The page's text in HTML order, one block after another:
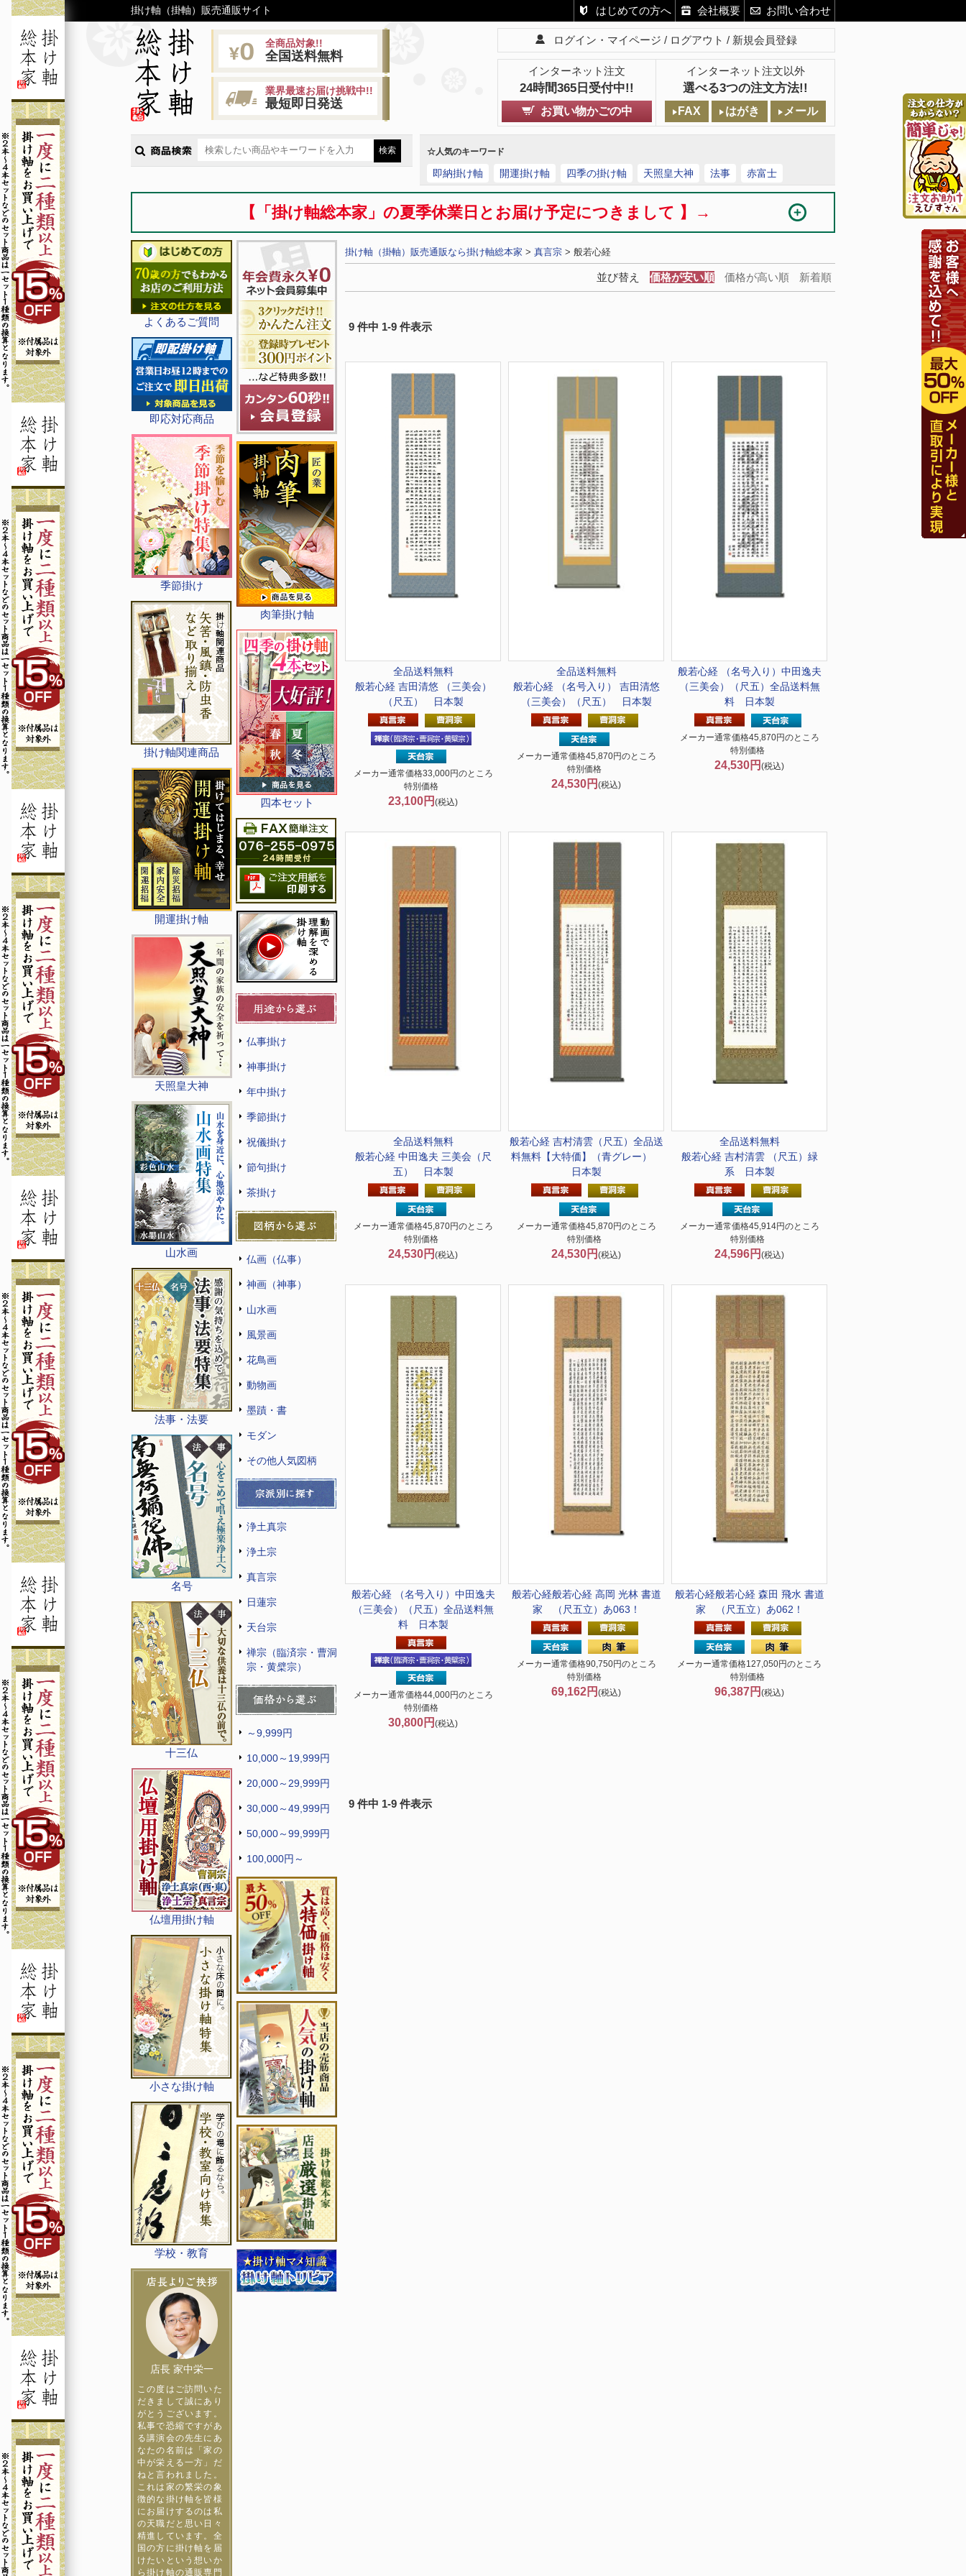
掛け軸（掛軸）販売通販サイト はじめての方へ 会社概要 お問い合わせ
全商品対象!!
全国送料無料
業界最速お届け挑戦中!!
最短即日発送
ログイン・マイページ ログアウト 新規会員登録
インターネット注文
24時間365日受付中!!
インターネット注文以外
選べる3つの注文方法!!
お買い物かごの中 FAX はがき メール
☆人気のキーワード
即納掛け軸 開運掛け軸 四季の掛け軸 天照皇大神 法事 赤富士
【「掛け軸総本家」の夏季休業日とお届け予定につきまして 】→
よくあるご質問
即応対応商品
季節掛け
掛け軸関連商品
開運掛け軸
天照皇大神
山水画
法事・法要
名号
十三仏
仏壇用掛け軸
小さな掛け軸
学校・教育
店長 家中栄一
この度はご訪問いた
だきまして誠にあり
がとうございます。
私事で恐縮ですがあ
る講演会の先生にあ
なたの名前は「家の
中が栄える一方」だ
ねと言われました。
これは家の繁栄の象
徴的な掛け軸を皆様
にお届けするのは私
の天職だと思い日々
精進しています。全
国の方に掛け軸を届
けたいという想いか
ら掛け軸の通販専門
肉筆掛け軸
四本セット
仏事掛け
神事掛け
年中掛け
季節掛け
祝儀掛け
節句掛け
茶掛け
仏画（仏事）
神画（神事）
山水画
風景画
花鳥画
動物画
墨蹟・書
モダン
その他人気図柄
浄土真宗
浄土宗
真言宗
日蓮宗
天台宗
禅宗（臨済宗・曹洞
宗・黄檗宗）
～9,999円
10,000～19,999円
20,000～29,999円
30,000～49,999円
50,000～99,999円
100,000円～
掛け軸（掛軸）販売通販なら掛け軸総本家 > 真言宗 > 般若心経
並び替え 価格が安い順 価格が高い順 新着順
9 件中 1-9 件表示
全品送料無料
般若心経 吉田清悠 （三美会）
（尺五） 日本製
メーカー通常価格33,000円のところ
特別価格
23,100円 (税込)
全品送料無料
般若心経 （名号入り） 吉田清悠
（三美会）（尺五） 日本製
メーカー通常価格45,870円のところ
特別価格
24,530円 (税込)
般若心経 （名号入り）中田逸夫
（三美会）（尺五）全品送料無
料 日本製
メーカー通常価格45,870円のところ
特別価格
24,530円 (税込)
全品送料無料
般若心経 中田逸夫 三美会（尺
五） 日本製
メーカー通常価格45,870円のところ
特別価格
24,530円 (税込)
般若心経 吉村清雲（尺五）全品送
料無料【大特価】（青グレー）
日本製
メーカー通常価格45,870円のところ
特別価格
24,530円 (税込)
全品送料無料
般若心経 吉村清雲 （尺五）緑
系 日本製
メーカー通常価格45,914円のところ
特別価格
24,596円 (税込)
般若心経 （名号入り）中田逸夫
（三美会）（尺五）全品送料無
料 日本製
メーカー通常価格44,000円のところ
特別価格
30,800円 (税込)
般若心経般若心経 高岡 光林 書道
家 （尺五立）あ063！
メーカー通常価格90,750円のところ
特別価格
69,162円 (税込)
般若心経般若心経 森田 飛水 書道
家 （尺五立）あ062！
メーカー通常価格127,050円のところ
特別価格
96,387円 (税込)
9 件中 1-9 件表示